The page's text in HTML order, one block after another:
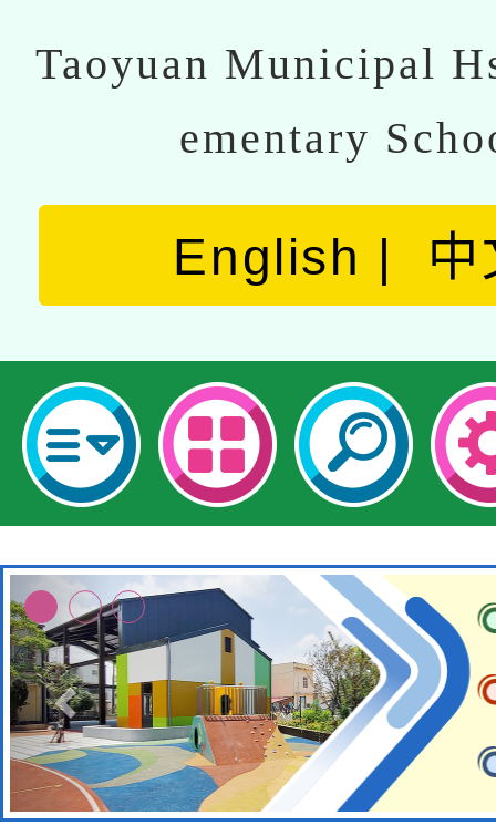
Taoyuan Municipal
ementary
English 中
本校115學年度第2次